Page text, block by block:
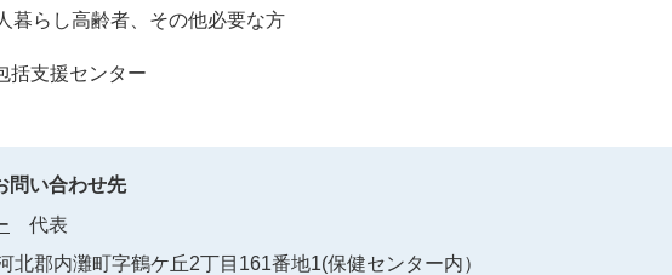
暮らし高齢者、その他必要な方
括支援センター
問い合わせ先
代表
北郡内灘町字鶴ケ丘2丁目161番地1(保健センター内）